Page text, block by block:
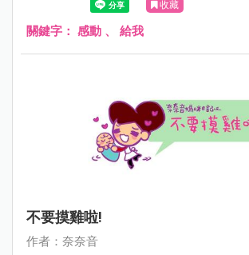
收藏
關鍵字： 感動 、 給我
不要摸雞啦!
作者：奈奈音